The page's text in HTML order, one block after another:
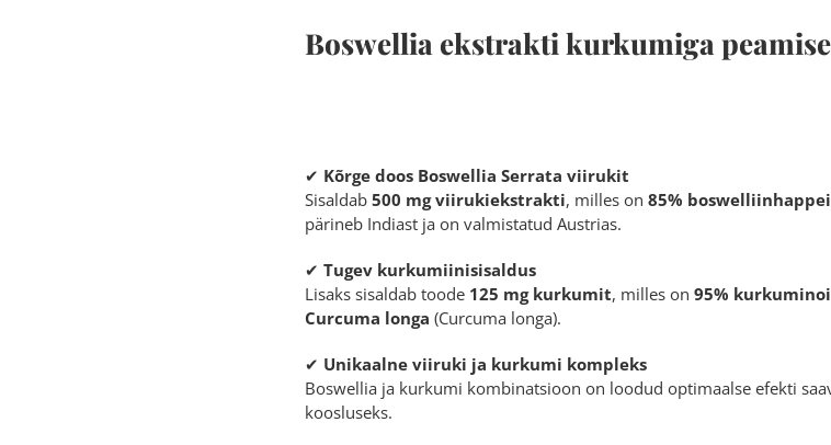
Boswellia ekstrakti kurkumiga
✔ Kõrge doos Boswellia Serrata viirukit
Sisaldab 500 mg viirukiekstrakti, milles on 85%
pärineb Indiast ja on valmistatud Austrias.
✔ Tugev kurkumiinisisaldus
Lisaks sisaldab toode 125 mg kurkumit, milles on 95%
Curcuma longa (Curcuma longa).
✔ Unikaalne viiruki ja kurkumi kompleks
Boswellia ja kurkumi kombinatsioon on loodud optimaalse efekti
koosluseks.